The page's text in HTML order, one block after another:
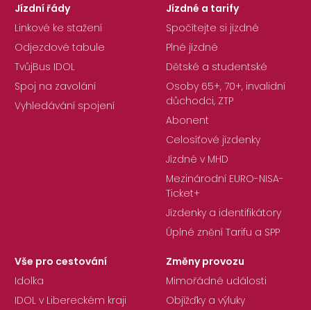
Jízdní řády
Linkové ke stažení
Odjezdové tabule
TvůjBus IDOL
Spoj na zavolání
Vyhledávání spojení
Jízdné a tarify
Spočítejte si jízdné
Plné jízdné
Dětské a studentské
Osoby 65+, 70+, invalidní
důchodci, ZTP
Abonent
Celosíťové jízdenky
Jízdné v MHD
Mezinárodní EURO-NISA-
Ticket+
Jízdenky a identifikátory
Úplné znění Tarifu a SPP
Vše pro cestování
Idolka
IDOL v Libereckém kraji
Změny provozu
Mimořádné události
Objížďky a výluky